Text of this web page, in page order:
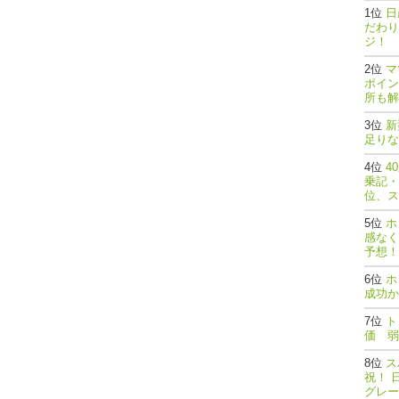
だわ
ジ！
ポイ
所も
足り
乗記
位、
感な
予想！
成功
価 弱
祝！
グレ